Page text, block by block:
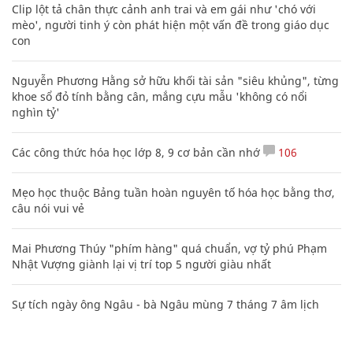
Clip lột tả chân thực cảnh anh trai và em gái như 'chó với
mèo', người tinh ý còn phát hiện một vấn đề trong giáo dục
con
Nguyễn Phương Hằng sở hữu khối tài sản "siêu khủng", từng
khoe sổ đỏ tính bằng cân, mắng cựu mẫu 'không có nổi
nghìn tỷ'
Các công thức hóa học lớp 8, 9 cơ bản cần nhớ 106
Mẹo học thuộc Bảng tuần hoàn nguyên tố hóa học bằng thơ,
câu nói vui vẻ
Mai Phương Thúy "phím hàng" quá chuẩn, vợ tỷ phú Phạm
Nhật Vượng giành lại vị trí top 5 người giàu nhất
Sự tích ngày ông Ngâu - bà Ngâu mùng 7 tháng 7 âm lịch